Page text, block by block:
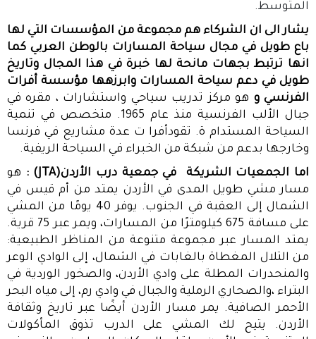
المتوسط.
يشار الى ان الشركاء هم مجموعة من المؤسسات التي لها
باع طويل في مجال سياحة المسارات بالوطن العربي كما
انها ترتبط بجهات مانحة لها خبرة في هذا المجال وتاريخ
طويل في دعم سياحة المسارات وابرزهها مؤسسة أفرات
الفرنسي و هو مركز تدريب سياحي واستشارات ، مقره في
جبال الألب الفرنسية منذ عام 1965. متخصص في تنمية
السياحة المستدام ة. تقودأفرا ت عدة مشاريع في فرنسا
وخارجها بدعم من شبكة من الخبراء في السياحة الريفية.
اما الجمعيات الشريكة في جمعية درب الأردن(JTA) :
هو
مسار مشي طويل المدى في الأردن يمتد من أم قيس في
الشمال إلى العقبة في الجنوب. يوفر 40 يومًا من المشي
على مسافة 675 كيلومترًا من المسارات، ويمر عبر 75 قرية.
يمتد المسار عبر مجموعة متنوعة من المناظر الطبيعية:
من التلال المغطاة بالغابات في الشمال، إلى الوادي الوعر
والمنحدرات المطلة على وادي الأردن، والصخور الوردية في
البتراء ،والصحاري الرملية والجبال في وادي رم، إلى مياه البحر
الأحمر الصافية. يمر مسار الأردن أيضًا عبر تاريخ وثقافة
الأردن. يتيح لك المشي على الدرب تذوق المأكولات